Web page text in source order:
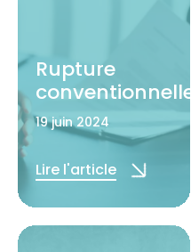
Rupture
conventionnelle
19 juin 2024
Lire l'article